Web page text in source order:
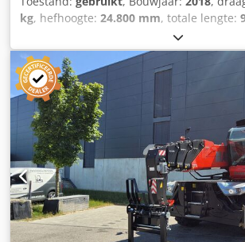
kg, hefhoogte: 24.800 mm, totale lengte:
Prestaties Maximale draagkracht 7000 kg /
Maximale hefhoogte 24,80 m / 81 ft 36 in
reikwijdte 20,50 m / 65 ft 62 in
stabilisatoren uitgeschoven 6,25 m / 20,50
3,05 m / 10 ft Minimale draaicirkel 6,50
Kantelhoek 12,30 ° / 12,30 ° Kippelhoek
Stabilisatoren Type: Telescopische
Bediening: Individuele of gelijktijdige
steunen Motor Vermogen 176 pk / 129 kW
Maximaal koppel 750 Nm bij 1500 tpm /
Aantal cilinders - Cilinderinhoud 4 - 5130
Brandstofinjectie: Direct / Direct Koeling:
Dsdpfjztgkgox Ahtswa Transmissie Type: